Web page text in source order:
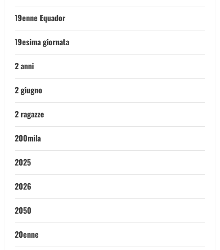
19enne Equador
19esima giornata
2 anni
2 giugno
2 ragazze
200mila
2025
2026
2050
20enne